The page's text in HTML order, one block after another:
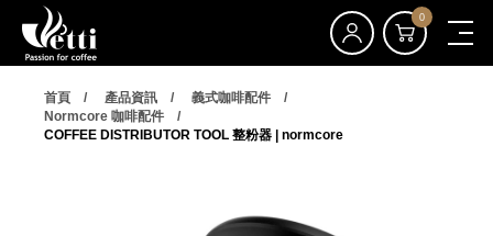
0
首頁 產品資訊
義式咖啡配件
Normcore 咖啡配件
COFFEE DISTRIBUTOR TOOL 整粉器 | normcore